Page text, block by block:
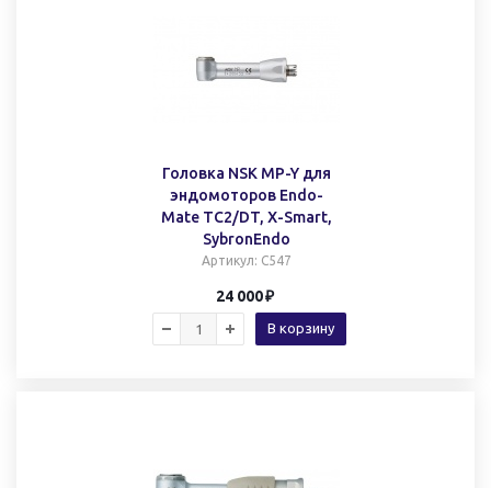
Головка NSK MP-Y для
эндомоторов Endo-
Mate TC2/DT, X-Smart,
SybronEndo
Артикул: C547
24 000
В корзину